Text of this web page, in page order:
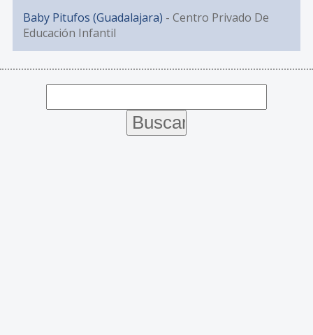
Baby Pitufos (Guadalajara) - Centro Privado De
Educación Infantil